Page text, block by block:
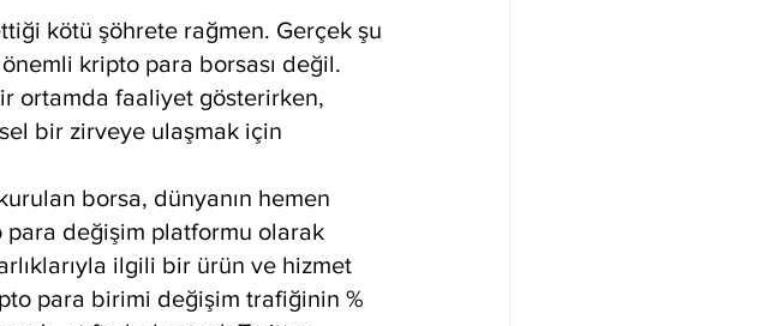
kötü şöhrete rağmen. Gerçek şu
kripto para borsası değil.
ortamda faaliyet gösterirken,
bir zirveye ulaşmak için
borsa, dünyanın hemen
para değişim platformu olarak
ilgili bir ürün ve hizmet
para birimi değişim trafiğinin %